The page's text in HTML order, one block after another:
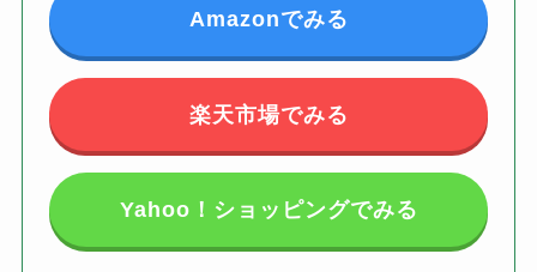
Amazonでみる
楽天市場でみる
Yahoo！ショッピングでみる